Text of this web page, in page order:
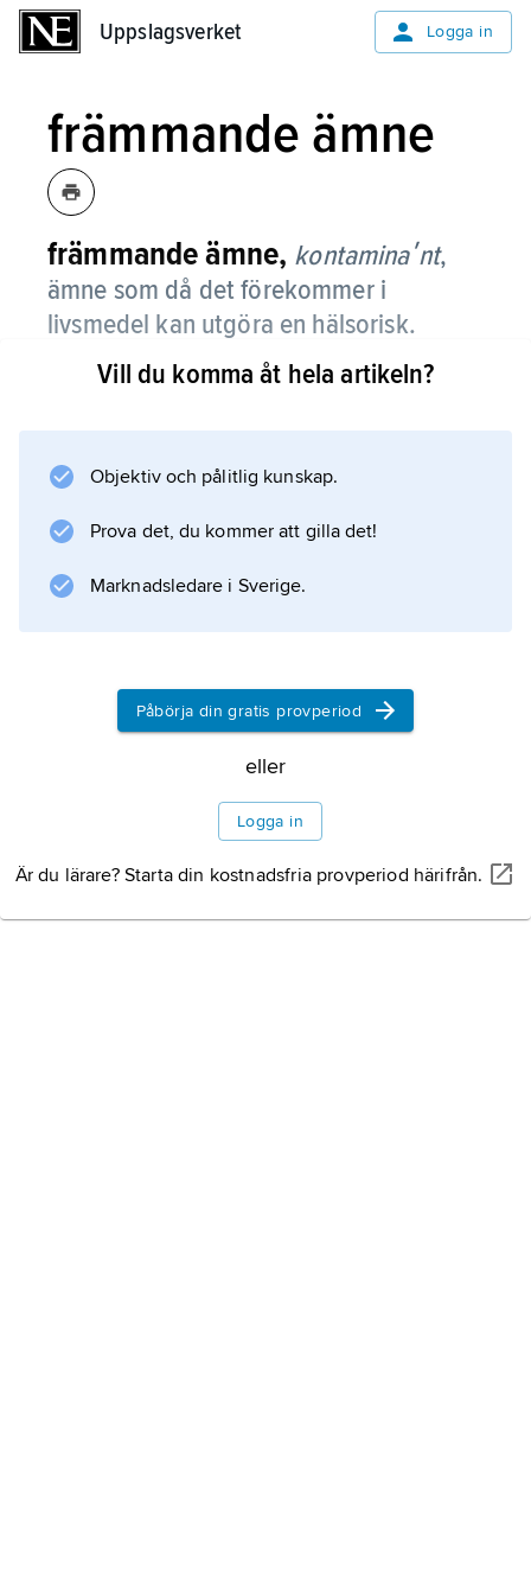
Uppslagsverket Logga in
främmande ämne
främmande ämne, kontaminaʹnt,
ämne som då det förekommer i
livsmedel kan utgöra en hälsorisk.
Främmande ämnen kan härröra från
vinylklorid) och från kemikalier som använts i
veterinärmedicinska läkemedel och
bekämpningsmedel). Myndigheterna har
fastställt gränsvärden för många främmande
Information om artikeln
Vill du komma åt hela artikeln?
Objektiv och pålitlig kunskap.
Prova det, du kommer att gilla det!
Marknadsledare i Sverige.
Påbörja din gratis provperiod
eller
Logga in
Är du lärare? Starta din kostnadsfria provperiod härifrån.